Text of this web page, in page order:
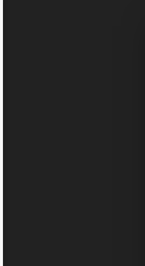
Sketchbook5,
Sketchbook5,